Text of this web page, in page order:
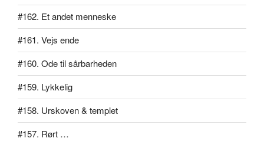
#162. Et andet menneske
#161. Vejs ende
#160. Ode til sårbarheden
#159. Lykkelig
#158. Urskoven & templet
#157. Rørt …